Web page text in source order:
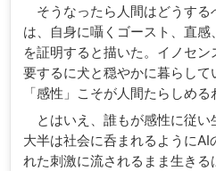
そうなったら人間はどうする
は、自身に囁くゴースト、直
を証明すると描いた。イノセン
要するに犬と穏やかに暮らして
「感性」こそが人間たらしめる
とはいえ、誰もが感性に従い
大半は社会に呑まれるようにAI
れた刺激に流されるまま生き